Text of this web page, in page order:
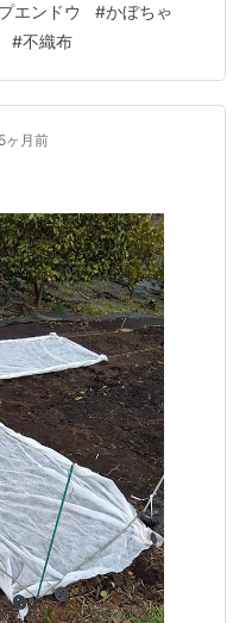
植えました。防寒(霜)
。 今のところ、寒さに
ゃ(去年はミニかぼちゃ
つ植えて、ビニールで防
れまし…
エンドウ #かぼちゃ
#不織布
5ヶ月前